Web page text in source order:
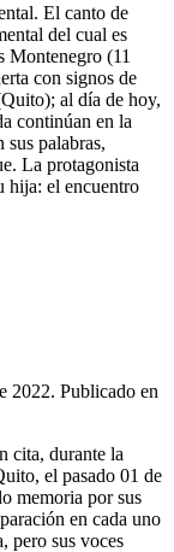
El canto de
del cual es
Montenegro (11
con signos de
al día de hoy,
continúan en la
palabras,
La protagonista
hija: el encuentro
2022. Publicado en
cita, durante la
el pasado 01 de
memoria por sus
en cada uno
pero sus voces